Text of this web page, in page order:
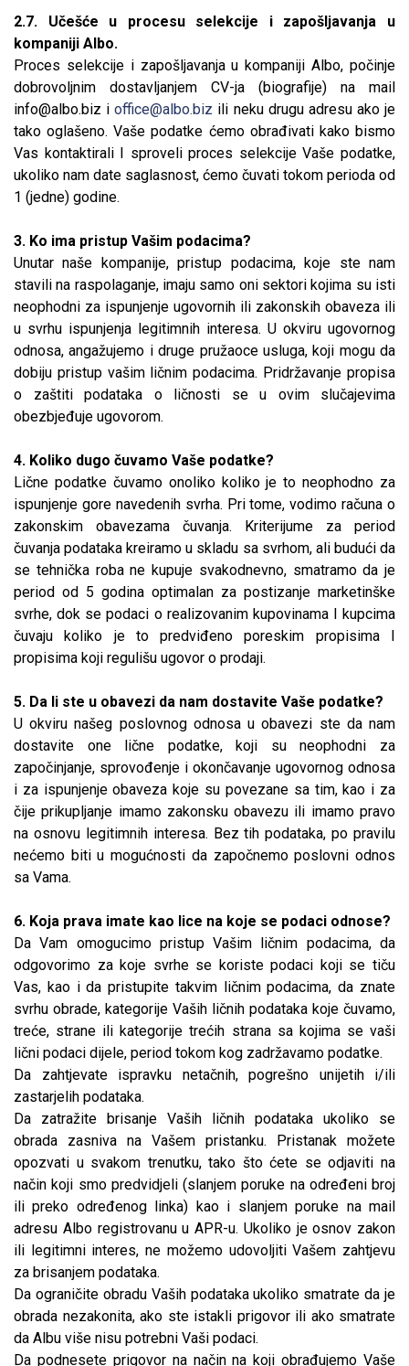
2.7. Učešće u procesu selekcije i zapošljavanja u
kompaniji Albo.
Proces selekcije i zapošljavanja u kompaniji Albo, počinje
dobrovoljnim dostavljanjem CV-ja (biografije) na mail
info@albo.biz ioffice@albo.biz ili neku drugu adresu ako je
tako oglašeno. Vaše podatke ćemo obrađivati kako bismo
Vas kontaktirali I sproveli proces selekcije Vaše podatke,
ukoliko nam date saglasnost, ćemo čuvati tokom perioda od
1 (jedne) godine.
3. Ko ima pristup Vašim podacima?
Unutar naše kompanije, pristup podacima, koje ste nam
stavili na raspolaganje, imaju samo oni sektori kojima su isti
neophodni za ispunjenje ugovornih ili zakonskih obaveza ili
u svrhu ispunjenja legitimnih interesa. U okviru ugovornog
odnosa, angažujemo i druge pružaoce usluga, koji mogu da
dobiju pristup vašim ličnim podacima. Pridržavanje propisa
o zaštiti podataka o ličnosti se u ovim slučajevima
obezbjeđuje ugovorom.
4. Koliko dugo čuvamo Vaše podatke?
Lične podatke čuvamo onoliko koliko je to neophodno za
ispunjenje gore navedenih svrha. Pri tome, vodimo računa o
zakonskim obavezama čuvanja. Kriterijume za period
čuvanja podataka kreiramo u skladu sa svrhom, ali budući da
se tehnička roba ne kupuje svakodnevno, smatramo da je
period od 5 godina optimalan za postizanje marketinške
svrhe, dok se podaci o realizovanim kupovinama I kupcima
čuvaju koliko je to predviđeno poreskim propisima I
propisima koji regulišu ugovor o prodaji.
5. Da li ste u obavezi da nam dostavite Vaše podatke?
U okviru našeg poslovnog odnosa u obavezi ste da nam
dostavite one lične podatke, koji su neophodni za
započinjanje, sprovođenje i okončavanje ugovornog odnosa
i za ispunjenje obaveza koje su povezane sa tim, kao i za
čije prikupljanje imamo zakonsku obavezu ili imamo pravo
na osnovu legitimnih interesa. Bez tih podataka, po pravilu
nećemo biti u mogućnosti da započnemo poslovni odnos
sa Vama.
6. Koja prava imate kao lice na koje se podaci odnose?
Da Vam omogucimo pristup Vašim ličnim podacima, da
odgovorimo za koje svrhe se koriste podaci koji se tiču
Vas, kao i da pristupite takvim ličnim podacima, da znate
svrhu obrade, kategorije Vaših ličnih podataka koje čuvamo,
treće, strane ili kategorije trećih strana sa kojima se vaši
lični podaci dijele, period tokom kog zadržavamo podatke.
Da zahtjevate ispravku netačnih, pogrešno unijetih i/ili
zastarjelih podataka.
Da zatražite brisanje Vaših ličnih podataka ukoliko se
obrada zasniva na Vašem pristanku. Pristanak možete
opozvati u svakom trenutku, tako što ćete se odjaviti na
način koji smo predvidjeli (slanjem poruke na određeni broj
ili preko određenog linka) kao i slanjem poruke na mail
adresu Albo registrovanu u APR-u. Ukoliko je osnov zakon
ili legitimni interes, ne možemo udovoljiti Vašem zahtjevu
za brisanjem podataka.
Da ograničite obradu Vaših podataka ukoliko smatrate da je
obrada nezakonita, ako ste istakli prigovor ili ako smatrate
da Albu više nisu potrebni Vaši podaci.
Da podnesete prigovor na način na koji obrađujemo Vaše